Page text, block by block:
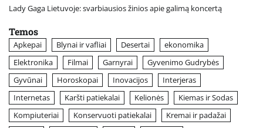
Lady Gaga Lietuvoje: svarbiausios žinios apie galimą koncertą
Temos
Apkepai Blynai ir vafliai Desertai
ekonomika
Elektronika
Filmai Garnyrai
Gyvenimo Gudrybės
Gyvūnai
Horoskopai Inovacijos
Interjeras
Internetas
Karšti patiekalai Kelionės
Kiemas ir Sodas
Kompiuteriai
Konservuoti patiekalai
Kremai ir padažai